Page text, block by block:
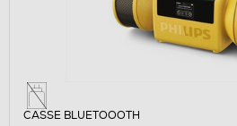
CASSE BLUETOOOTH